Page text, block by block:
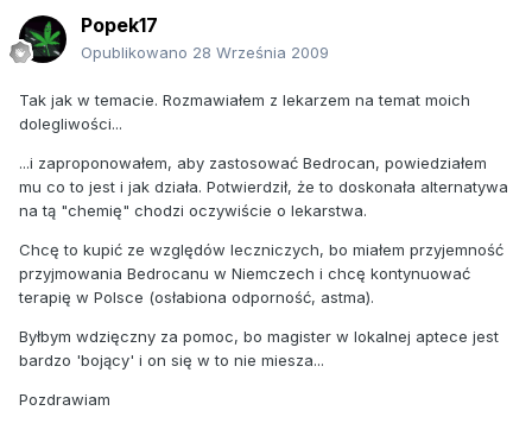
Popek17
Opublikowano 28 Września 2009
Tak jak w temacie. Rozmawiałem z lekarzem na temat moich
dolegliwości...
...i zaproponowałem, aby zastosować Bedrocan, powiedziałem
mu co to jest i jak działa. Potwierdził, że to doskonała alternatywa
na tą "chemię" chodzi oczywiście o lekarstwa.
Chcę to kupić ze względów leczniczych, bo miałem przyjemność
przyjmowania Bedrocanu w Niemczech i chcę kontynuować
terapię w Polsce (osłabiona odporność, astma).
Byłbym wdzięczny za pomoc, bo magister w lokalnej aptece jest
bardzo 'bojący' i on się w to nie miesza...
Pozdrawiam